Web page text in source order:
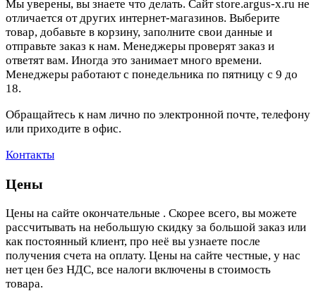
Мы уверены, вы знаете что делать. Сайт store.argus-x.ru не
отличается от других интернет-магазинов. Выберите
товар, добавьте в корзину, заполните свои данные и
отправьте заказ к нам. Менеджеры проверят заказ и
ответят вам. Иногда это занимает много времени.
Менеджеры работают с понедельника по пятницу с 9 до
18.
Обращайтесь к нам лично по электронной почте, телефону
или приходите в офис.
Контакты
Цены
Цены на сайте окончательные . Скорее всего, вы можете
рассчитывать на небольшую скидку за большой заказ или
как постоянный клиент, про неё вы узнаете после
получения счета на оплату. Цены на сайте честные, у нас
нет цен без НДС, все налоги включены в стоимость
товара.